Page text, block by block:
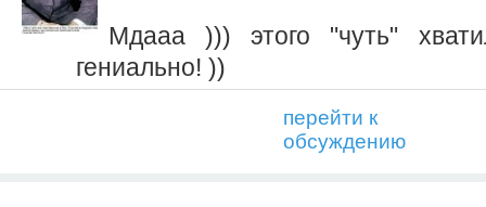
Мдааа ))) этого "чуть"
гениально! ))
перейти к
обсуждению